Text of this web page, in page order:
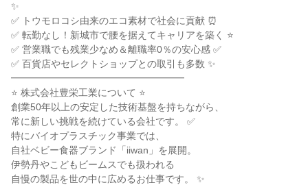
✨
✅ トウモロコシ由来のエコ素材で社会に貢献 ⏰
✅ 転勤なし！新城市で腰を据えてキャリアを築く ⭐
✅ 営業職でも残業少なめ＆離職率0％の安心感 ✅
✅ 百貨店やセレクトショップとの取引も多数 ✨
━━━━━━━━━━━━━━━━━━
⭐ 株式会社豊栄工業について ⭐
創業50年以上の安定した技術基盤を持ちながら、
常に新しい挑戦を続けている会社です。 ✅
特にバイオプラスチック事業では、
自社ベビー食器ブランド「iiwan」を展開。
伊勢丹やこどもビームスでも扱われる
自慢の製品を世の中に広めるお仕事です。 ✨